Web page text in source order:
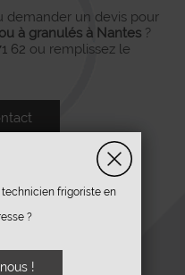
technicien frigoriste en
?
!
demander un devis pour
à granulés à Nantes ?
62 ou remplissez le